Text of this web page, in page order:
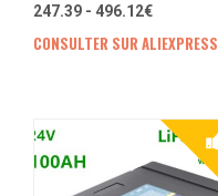
247.39 - 496.12€
CONSULTER SUR ALIEXPRESS